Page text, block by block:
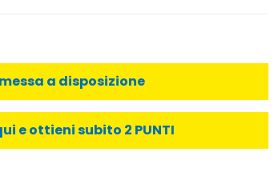
a disposizione
e ottieni subito 2 PUNTI